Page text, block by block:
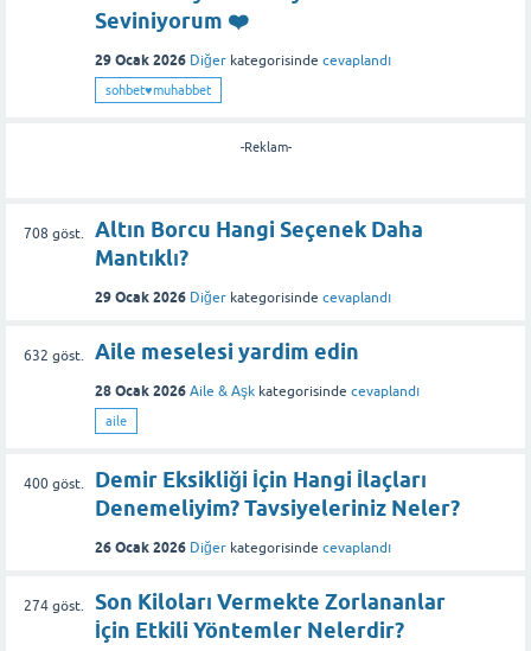
Seviniyorum ❤️
29 Ocak 2026 Diğer kategorisinde cevaplandı
sohbet♥️muhabbet
-Reklam-
708 göst.
Altın Borcu Hangi Seçenek Daha
Mantıklı?
29 Ocak 2026 Diğer kategorisinde cevaplandı
632 göst. Aile meselesi yardim edin
28 Ocak 2026 Aile & Aşk kategorisinde cevaplandı
aile
400göst.
Demir Eksikliği İçin Hangi İlaçları
Denemeliyim? Tavsiyeleriniz Neler?
26 Ocak 2026 Diğer kategorisinde cevaplandı
274göst.
Son Kiloları Vermekte Zorlananlar
İçin Etkili Yöntemler Nelerdir?